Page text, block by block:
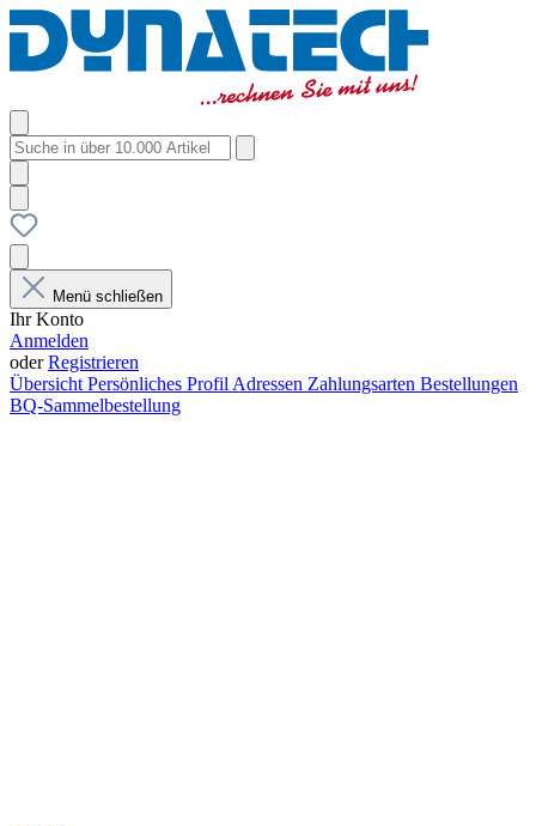
Menü schließen
Ihr Konto
Anmelden
oderRegistrieren
Übersicht Persönliches Profil Adressen Zahlungsarten Bestellungen
BQ-Sammelbestellung